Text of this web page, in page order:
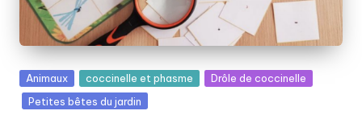
Posted
in
Animaux coccinelle et phasme
Drôle de coccinelle
Petites bêtes du jardin